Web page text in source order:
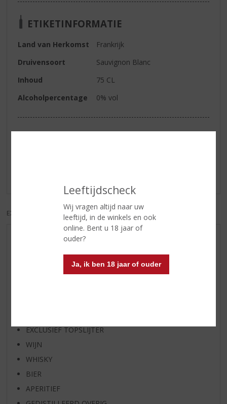
Leeftijdscheck
Wij vragen altijd naar uw
leeftijd, in de winkels en ook
online. Bent u 18 jaar of
ouder?
Ja, ik ben 18 jaar of ouder
ETIKETINFORMATIE
Land van Herkomst
Frankrijk
Druivensoort
Sauvignon Blanc
Inhoud
75 CL
Alcoholpercentage
0% vol
Reviews
EXCL. BTW INCL. BTW
AANBIEDINGEN
WIJN VAN DE MAAND
WHISKY VAN DE MAAND
EXCLUSIEF TOPSLIJTER
WIJN
WHISKY
BIER
APERITIEF